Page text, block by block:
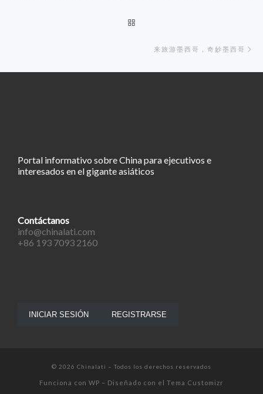
来旅游墨西哥，奇妙墨西哥
Portal informativo sobre China para ejecutivos e
interesados en el gigante asiáticos
Contáctanos
info@chinalati.com
+86 193 7093 2160
INICIAR SESIÓN REGISTRARSE
© 2026 Chinalati – Todos los derechos reservados
Funciona con WP – Diseñado con el Tema Customizr